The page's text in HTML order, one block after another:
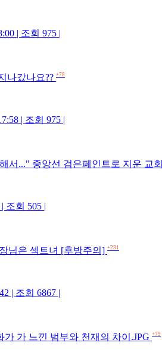
| 조회 975 |
나갔나요?? +78
| 조회 975 |
서..." 중앙선 검은페인트로 지운 교회
조회 505 |
님은 섹트녀 [후방주의] +231
| 조회 6867 |
가 가 느낀 범부와 천재의 차이.JPG +79